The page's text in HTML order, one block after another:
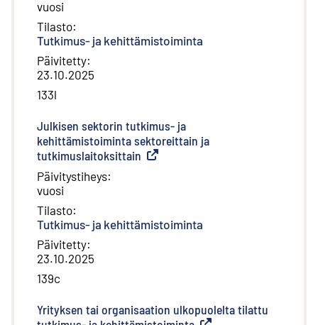
vuosi
Tilasto:
Tutkimus- ja kehittämistoiminta
Päivitetty:
23.10.2025
133l
Julkisen sektorin tutkimus- ja
kehittämistoiminta sektoreittain ja
tutkimuslaitoksittain Ulkoinen linkki
Päivitystiheys:
vuosi
Tilasto:
Tutkimus- ja kehittämistoiminta
Päivitetty:
23.10.2025
139c
Yrityksen tai organisaation ulkopuolelta tilattu